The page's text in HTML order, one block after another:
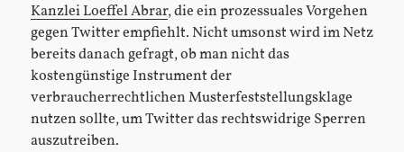
Kanzlei Loeffel Abrar, die ein prozessuales Vorgehen
gegen Twitter empfiehlt. Nicht umsonst wird im Netz
bereits danach gefragt, ob man nicht das
kostengünstige Instrument der
verbraucherrechtlichen Musterfeststellungsklage
nutzen sollte, um Twitter das rechtswidrige Sperren
auszutreiben.